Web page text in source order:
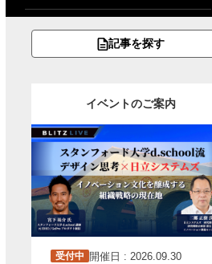
記事を探す
イベントのご案内
受付中 開催日 : 2026.09.30